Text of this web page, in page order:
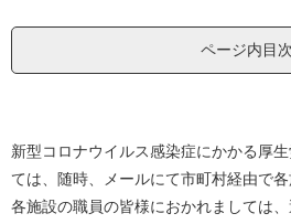
ページ内目次
新型コロナウイルス感染症にかかる厚
ては、随時、メールにて市町村経由で各
各施設の職員の皆様におかれましては、